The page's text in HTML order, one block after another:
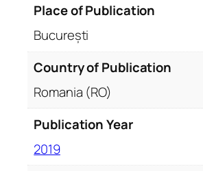
Place of Publication
București
Country of Publication
Romania (RO)
Publication Year
2019